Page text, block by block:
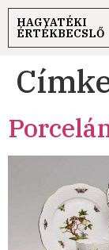
HAGYATÉKI
ÉRTÉKBECSLŐ